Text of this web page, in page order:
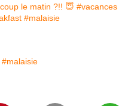
#malaisie